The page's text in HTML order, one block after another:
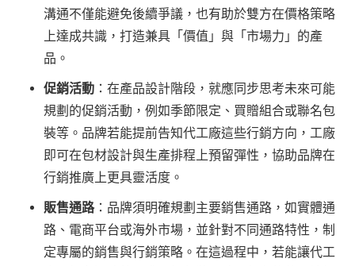
溝通不僅能避免後續爭議，也有助於雙方在價格策略
上達成共識，打造兼具「價值」與「市場力」的產
品。
促銷活動 ：在產品設計階段，就應同步思考未來可能
規劃的促銷活動，例如季節限定、買贈組合或聯名包
裝等。品牌若能提前告知代工廠這些行銷方向，工廠
即可在包材設計與生產排程上預留彈性，協助品牌在
行銷推廣上更具靈活度。
販售通路：品牌須明確規劃主要銷售通路，如實體通
路、電商平台或海外市場，並針對不同通路特性，制
定專屬的銷售與行銷策略。在這過程中，若能讓代工